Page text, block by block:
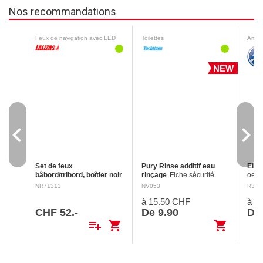
Nos recommandations
Feux de navigation avec LED
Set de feux
bâbord/tribord, boîtier noir
Montage vertical 12 V / 0.5
NR71313
CHF 52.-
playlist_add shopping_cart
Toilettes
NEW
Pury Rinse additif eau
rinçage Fiche sécurité
Nettoie les réservoirs d'eau
mobiles avec de l'acide
citrique. Assure une odeur
fraîche grâce à l'huile de…
NV053
à 15.50 CHF
De 9.90
shopping_cart
oeil
R311
à
navigate_before navigate_next